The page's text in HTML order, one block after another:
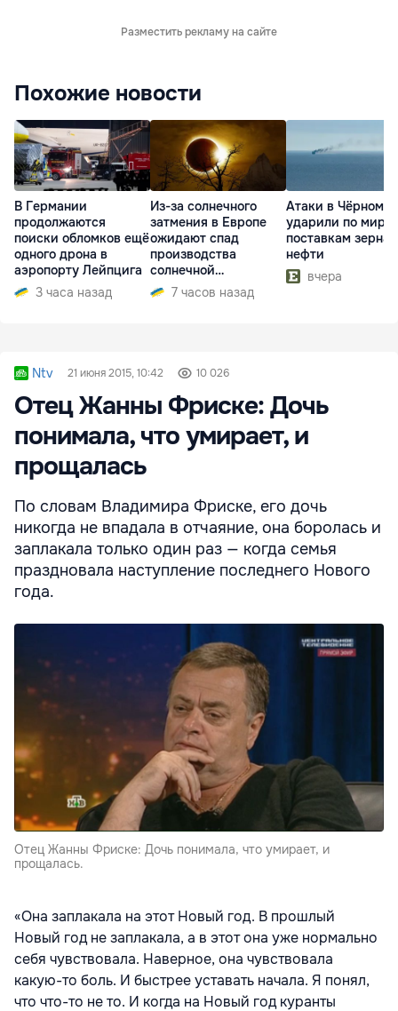
Разместить рекламу на сайте
Похожие новости
В Германии
продолжаются
поиски обломков ещё
одного дрона в
аэропорту Лейпцига
3 часа назад
Из-за солнечного
затмения в Европе
ожидают спад
производства
солнечной
электроэнергии
7 часов назад
Атаки в Чёрном
ударили по
поставкам зерна
нефти
вчера
Ntv 21 июня 2015, 10:42 10 026
Отец Жанны Фриске: Дочь
понимала, что умирает, и
прощалась
По словам Владимира Фриске, его дочь
никогда не впадала в отчаяние, она боролась и
заплакала только один раз — когда семья
праздновала наступление последнего Нового
года.
Отец Жанны Фриске: Дочь понимала, что умирает, и
прощалась.
«Она заплакала на этот Новый год. В прошлый
Новый год не заплакала, а в этот она уже нормально
себя чувствовала. Наверное, она чувствовала
какую-то боль. И быстрее уставать начала. Я понял,
что что-то не то. И когда на Новый год куранты